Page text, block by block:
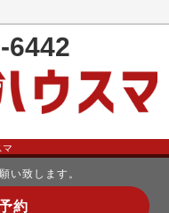
6442
マ
い致します。
約